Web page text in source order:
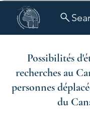
Possibilités
recherches au
personnes
du